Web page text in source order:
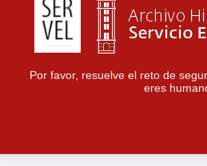
Por favor, resuelve el reto de
eres